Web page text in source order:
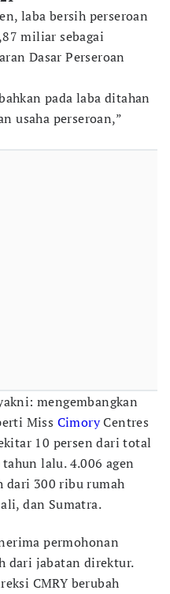
laba bersih perseroan
miliar sebagai
Dasar Perseroan
pada laba ditahan
usaha perseroan,”
mengembangkan
Miss CimoryCentres
10 persen dari total
lalu. 4.006 agen
dari 300 ribu rumah
dan Sumatra.
permohonan
dari jabatan direktur.
CMRY berubah